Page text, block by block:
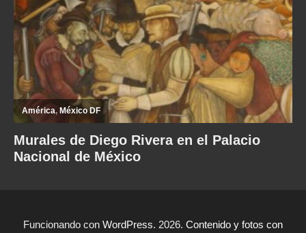
Funcionando con WordPress. 2026. Contenido y fotos con